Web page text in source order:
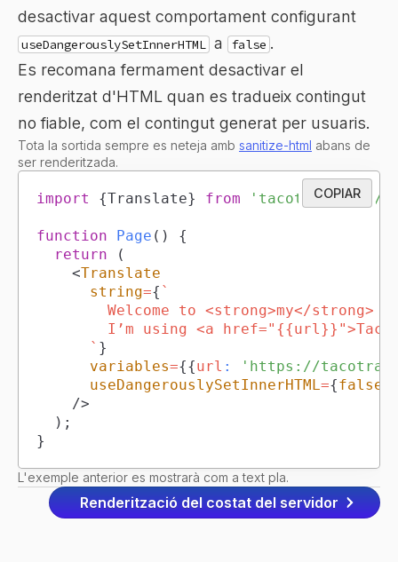
desactivar aquest comportament configurant
useDangerouslySetInnerHTML a false .
Es recomana fermament desactivar el
renderitzat d'HTML quan es tradueix contingut
no fiable, com el contingut generat per usuaris.
Tota la sortida sempre es neteja amb sanitize-html abans de
ser renderitzada.
COPIAR
import {Translate} from 'tacotranslate/
function Page ( )
{
return
(
<Translate
string={ `
` }
variables={{url :
'https://
useDangerouslySetInnerHTML={false
/>
) ;
}
L'exemple anterior es mostrarà com a text pla.
Renderització del costat del servidor